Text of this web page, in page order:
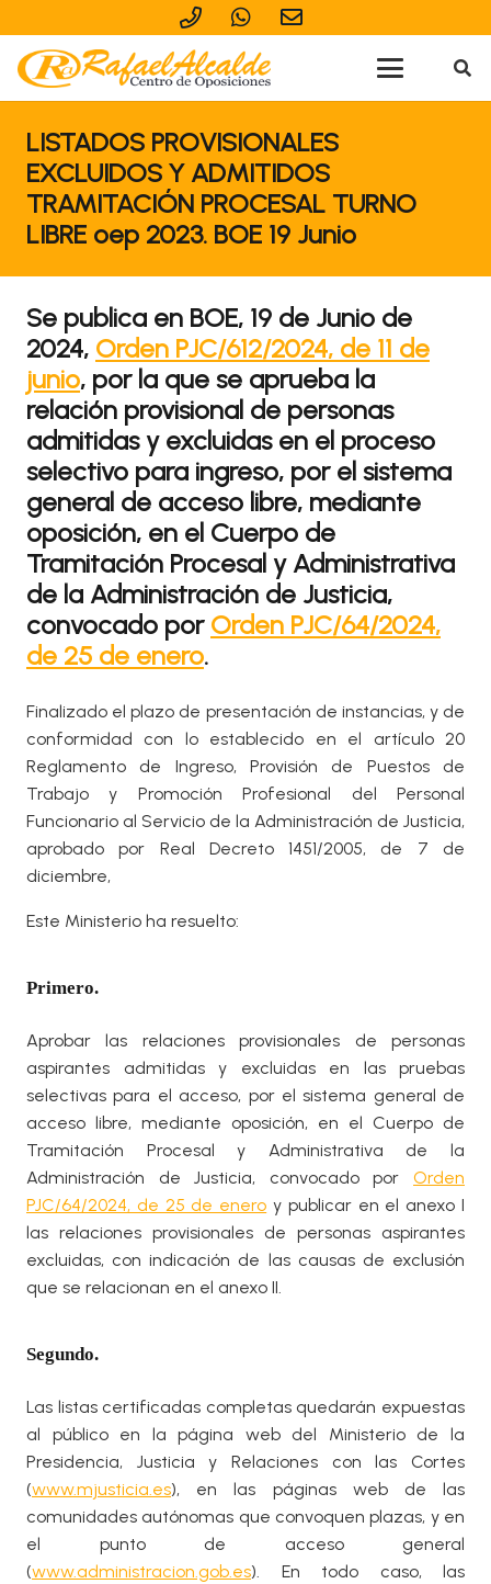
LISTADOS PROVISIONALES
EXCLUIDOS Y ADMITIDOS
TRAMITACIÓN PROCESAL TURNO
LIBRE oep 2023. BOE 19 Junio
Se publica en BOE, 19 de Junio de
2024, Orden PJC/612/2024, de 11 de
junio, por la que se aprueba la
relación provisional de personas
admitidas y excluidas en el proceso
selectivo para ingreso, por el sistema
general de acceso libre, mediante
oposición, en el Cuerpo de
Tramitación Procesal y Administrativa
de la Administración de Justicia,
convocado por Orden PJC/64/2024,
de 25 de enero.
Finalizado el plazo de presentación de instancias, y de
conformidad con lo establecido en el artículo 20
Reglamento de Ingreso, Provisión de Puestos de
Trabajo y Promoción Profesional del Personal
Funcionario al Servicio de la Administración de Justicia,
aprobado por Real Decreto 1451/2005, de 7 de
diciembre,
Este Ministerio ha resuelto:
Primero.
Aprobar las relaciones provisionales de personas
aspirantes admitidas y excluidas en las pruebas
selectivas para el acceso, por el sistema general de
acceso libre, mediante oposición, en el Cuerpo de
Tramitación Procesal y Administrativa de la
Administración de Justicia, convocado por Orden
PJC/64/2024, de 25 de enero y publicar en el anexo I
las relaciones provisionales de personas aspirantes
excluidas, con indicación de las causas de exclusión
que se relacionan en el anexo II.
Segundo.
Las listas certificadas completas quedarán expuestas
al público en la página web del Ministerio de la
Presidencia, Justicia y Relaciones con las Cortes
(www.mjusticia.es), en las páginas web de las
comunidades autónomas que convoquen plazas, y en
el punto de acceso general
(www.administracion.gob.es). En todo caso, las